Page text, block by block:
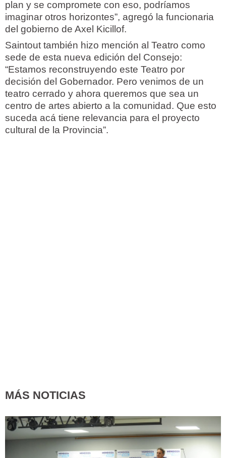
plan y se compromete con eso, podríamos
imaginar otros horizontes”, agregó la funcionaria
del gobierno de Axel Kicillof.
Saintout también hizo mención al Teatro como
sede de esta nueva edición del Consejo:
“Estamos reconstruyendo este Teatro por
decisión del Gobernador. Pero venimos de un
teatro cerrado y ahora queremos que sea un
centro de artes abierto a la comunidad. Que esto
suceda acá tiene relevancia para el proyecto
cultural de la Provincia”.
MÁS NOTICIAS